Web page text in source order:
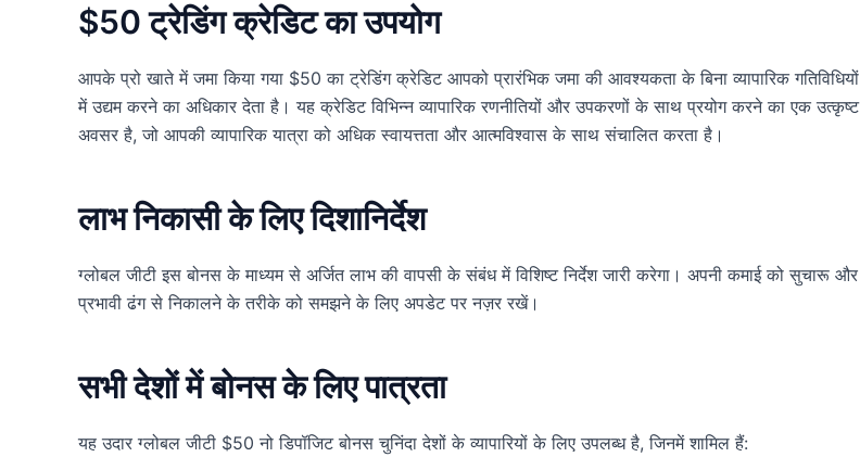
$50 ट्रेडिंग क्रेडिट का उपयोग
आपके प्रो खाते में जमा किया गया $50 का ट्रेडिंग क्रेडिट आपको प्रारंभिक जमा की आवश्यकता के बिना व्यापारिक गतिविधियों
में उद्यम करने का अधिकार देता है। यह क्रेडिट विभिन्न व्यापारिक रणनीतियों और उपकरणों के साथ प्रयोग करने का एक उत्कृष्ट
अवसर है, जो आपकी व्यापारिक यात्रा को अधिक स्वायत्तता और आत्मविश्वास के साथ संचालित करता है।
लाभ निकासी के लिए दिशानिर्देश
ग्लोबल जीटी इस बोनस के माध्यम से अर्जित लाभ की वापसी के संबंध में विशिष्ट निर्देश जारी करेगा। अपनी कमाई को सुचारू और
प्रभावी ढंग से निकालने के तरीके को समझने के लिए अपडेट पर नज़र रखें।
सभी देशों में बोनस के लिए पात्रता
यह उदार ग्लोबल जीटी $50 नो डिपॉजिट बोनस चुनिंदा देशों के व्यापारियों के लिए उपलब्ध है, जिनमें शामिल हैं: